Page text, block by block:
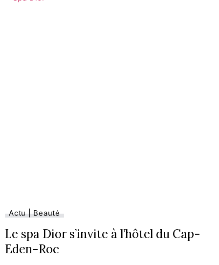
Actu | Beauté
Le spa Dior s’invite à l’hôtel du Cap-
Eden-Roc